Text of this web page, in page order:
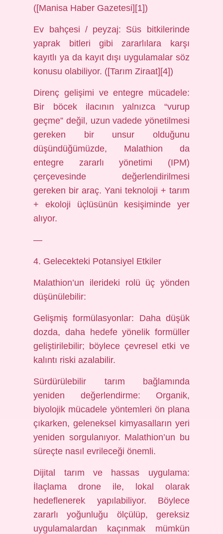
([Manisa Haber Gazetesi][1])
Ev bahçesi / peyzaj: Süs bitkilerinde
yaprak bitleri gibi zararlılara karşı
kayıtlı ya da kayıt dışı uygulamalar söz
konusu olabiliyor. ([Tarım Ziraat][4])
Direnç gelişimi ve entegre mücadele:
Bir böcek ilacının yalnızca “vurup
geçme” değil, uzun vadede yönetilmesi
gereken bir unsur olduğunu
düşündüğümüzde, Malathion da
entegre zararlı yönetimi (IPM)
çerçevesinde değerlendirilmesi
gereken bir araç. Yani teknoloji + tarım
+ ekoloji üçlüsünün kesişiminde yer
alıyor.
—
4. Gelecekteki Potansiyel Etkiler
Malathion’un ilerideki rolü üç yönden
düşünülebilir:
Gelişmiş formülasyonlar: Daha düşük
dozda, daha hedefe yönelik formüller
geliştirilebilir; böylece çevresel etki ve
kalıntı riski azalabilir.
Sürdürülebilir tarım bağlamında
yeniden değerlendirme: Organik,
biyolojik mücadele yöntemleri ön plana
çıkarken, geleneksel kimyasalların yeri
yeniden sorgulanıyor. Malathion’un bu
süreçte nasıl evrileceği önemli.
Dijital tarım ve hassas uygulama:
İlaçlama drone ile, lokal olarak
hedeflenerek yapılabiliyor. Böylece
zararlı yoğunluğu ölçülüp, gereksiz
uygulamalardan kaçınmak mümkün